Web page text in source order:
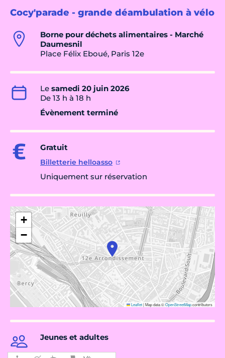
Cocy'parade - grande déambulation à vélo
Borne pour déchets alimentaires - Marché
Daumesnil
Place Félix Eboué, Paris 12e
Le samedi 20 juin 2026
De 13 h à 18 h
Évènement terminé
Gratuit
Billetterie helloasso
Uniquement sur réservation
+
−
Leaflet|Map data ©OpenStreetMapcontributors
Jeunes et adultes